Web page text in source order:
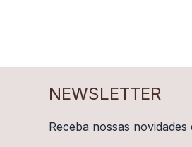
NEWSLETTER
Receba nossas